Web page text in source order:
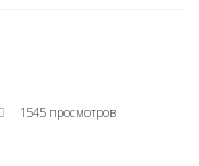
1545 просмотров